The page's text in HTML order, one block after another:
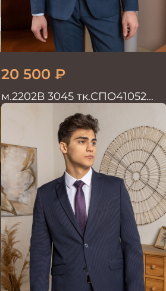
20 500 ₽
м.2202В 3045 тк.СПО41052
Костюм мужской